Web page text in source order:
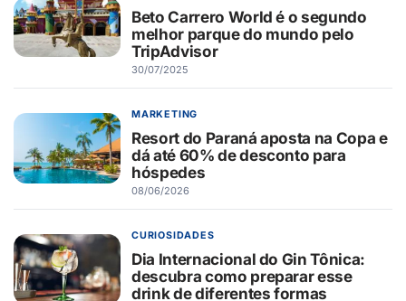
Beto Carrero World é o segundo
melhor parque do mundo pelo
TripAdvisor
30/07/2025
MARKETING
Resort do Paraná aposta na Copa e
dá até 60% de desconto para
hóspedes
08/06/2026
CURIOSIDADES
Dia Internacional do Gin Tônica:
descubra como preparar esse
drink de diferentes formas